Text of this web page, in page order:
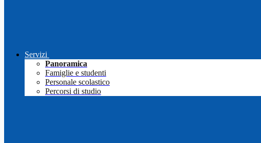
Servizi
Panoramica
Famiglie e studenti
Personale scolastico
Percorsi di studio